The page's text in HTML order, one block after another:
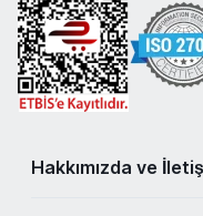
Hakkımızda ve